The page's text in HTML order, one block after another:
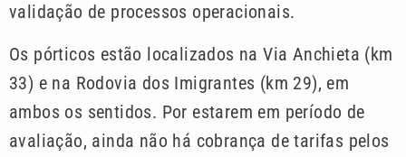
validação de processos operacionais.
Os pórticos estão localizados na Via Anchieta (km
33) e na Rodovia dos Imigrantes (km 29), em
ambos os sentidos. Por estarem em período de
avaliação, ainda não há cobrança de tarifas pelos